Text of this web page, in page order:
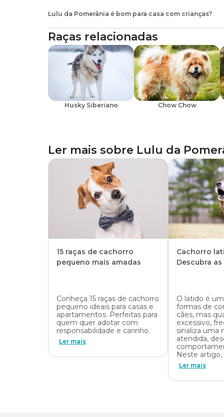
preciso que o tutor invista tempo em passeios e brincadeiras
Lulu da Pomerânia é bom para casa com crianças?
Sim. O Lulu da Pomerânia
convive muito bem com as
desde pequeno. Se possível, com ajuda de um
Outro ponto de atenção é supervisionar as interações das
falta de cuidado com as brincadeiras pode causar acidentes
Raças relacionadas
Husky Siberiano Chow Chow
Ler mais sobre Lulu da
15 raças de cachorro
pequeno mais amadas
Conheça 15 raças de cachorro
pequeno ideais para casas e
apartamentos. Perfeitas para
quem quer adotar com
responsabilidade e carinho.
Ler mais
Cachorro
Descubra
O latido é
formas de
cães, mas
excessivo,
sinaliza uma
atendida,
Neste
Ler mais